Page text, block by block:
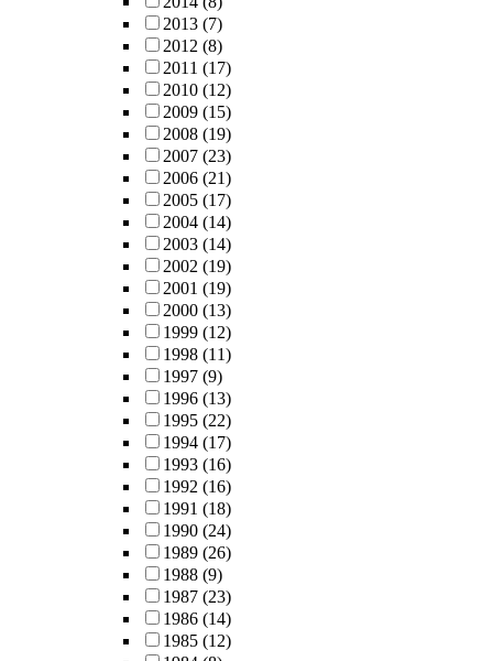
2013 (7)
2012 (8)
2011 (17)
2010 (12)
2009 (15)
2008 (19)
2007 (23)
2006 (21)
2005 (17)
2004 (14)
2003 (14)
2002 (19)
2001 (19)
2000 (13)
1999 (12)
1998 (11)
1997 (9)
1996 (13)
1995 (22)
1994 (17)
1993 (16)
1992 (16)
1991 (18)
1990 (24)
1989 (26)
1988 (9)
1987 (23)
1986 (14)
1985 (12)